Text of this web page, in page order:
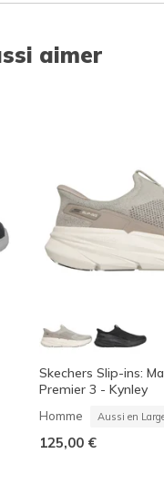
aimer
Skechers Slip-ins:
Premier 3 - Kynley
Homme Aussi en
125,00 €